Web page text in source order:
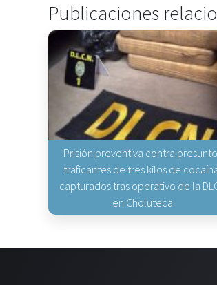
Publicaciones
Prisión preventiva contra
traficantes de tres kilos de
capturados tras operativo de la
en Choluteca